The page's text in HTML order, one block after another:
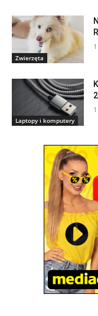
Zwierzęta
Laptopy i komputery